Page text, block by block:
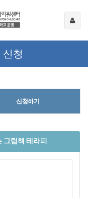
신청
신청하기
그림책 테라피